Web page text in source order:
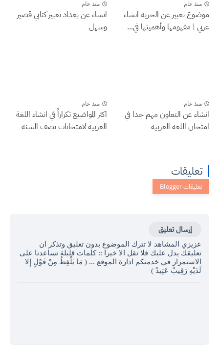
منذ عام
موضوع تعبير عن الحرية انشاء
عربي | مفهومها وأهميتها في...
منذ عام
انشاء عن بغداد تعبير كتابي قصير
وسهل
منذ عام
انشاء عن التعاون مهم جدا في
امتحان اللغة العربية
منذ عام
اكثر المواضيع تكراراً في انشاء اللغة
العربية لامتحانات نصف السنة
تعليقات
إرسال تعليق
عزيزي المشاهد لا تترك الموضوع بدون تعليق وتذكر ان
تعليقك يدل عليك فلا تقل الا خيرا :: كلمات قليلة تساعدنا على
الاستمرار في خدمتكم ادارة الموقع ... ( مَا يَلْفِظُ مِنْ قَوْلٍ إِلا
لَدَيْهِ رَقِيبٌ عَتِيدٌ )